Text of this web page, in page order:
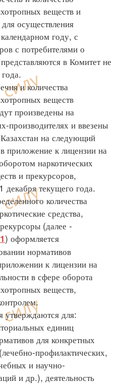
веществ и
осуществления
году, с
с потребителями о
в Комитет не
и количества
веществ
произведены на
производителях и ввезены
на следующий
приложение к лицензии на
наркотических
и прекурсоров,
декабря текущего года.
количества
средства,
(далее -
) оформляется
нормативов
к лицензии на
в сфере оборота
веществ,
для:
единиц
для конкретных
профилактических,
и научно-
и др.), деятельность